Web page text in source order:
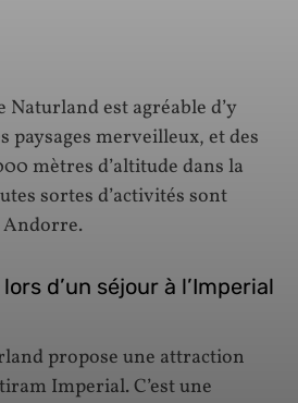
est agréable d’y
paysages merveilleux, et des
mètres d’altitude dans la
sortes d’activités sont
Andorre.
d’un séjour à l’Imperial
propose une attraction
Imperial. C’est une